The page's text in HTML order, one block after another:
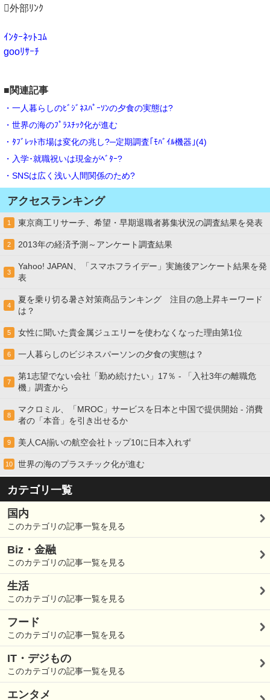
外部ﾘﾝｸ
ｲﾝﾀｰﾈｯﾄｺﾑ
gooﾘｻｰﾁ
■関連記事
・一人暮らしのﾋﾞｼﾞﾈｽﾊﾟｰｿﾝの夕食の実態は?
・世界の海のﾌﾟﾗｽﾁｯｸ化が進む
・ﾀﾌﾞﾚｯﾄ市場は変化の兆し?─定期調査｢ﾓﾊﾞｲﾙ機器｣(4)
・入学･就職祝いは現金がﾍﾞﾀｰ?
・SNSは広く浅い人間関係のため?
アクセスランキング
1 東京商工リサーチ、希望・早期退職者募集状況の調査結果を発表
2 2013年の経済予測～アンケート調査結果
3
Yahoo! JAPAN、「スマホフライデー」実施後アンケート結果を発
表
4
夏を乗り切る暑さ対策商品ランキング 注目の急上昇キーワード
は？
5 女性に聞いた貴金属ジュエリーを使わなくなった理由第1位
6 一人暮らしのビジネスパーソンの夕食の実態は？
7
第1志望でない会社「勤め続けたい」17％ - 「入社3年の離職危
機」調査から
8
マクロミル、「MROC」サービスを日本と中国で提供開始 - 消費
者の「本音」を引き出せるか
9 美人CA揃いの航空会社トップ10に日本入れず
10 世界の海のプラスチック化が進む
カテゴリ一覧
国内
このカテゴリの記事一覧を見る
Biz・金融
このカテゴリの記事一覧を見る
生活
このカテゴリの記事一覧を見る
フード
このカテゴリの記事一覧を見る
IT・デジもの
このカテゴリの記事一覧を見る
エンタメ